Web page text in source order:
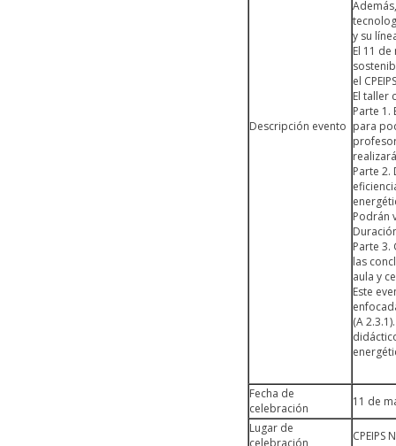
Descripción evento
y su
El 11
el
El taller
Parte 1.
para
Parte
Podrán
Parte
las
aula y
Este
(A
Fecha de
celebración
11 de
Lugar de
celebración
CPEIPS